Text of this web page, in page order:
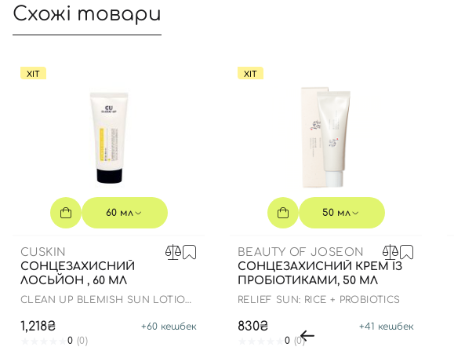
Схожі товари
ХІТ
60 мл
CUSKIN
СОНЦЕЗАХИСНИЙ
ЛОСЬЙОН , 60 МЛ
CLEAN UP BLEMISH SUN LOTION
1,218₴ +60 кешбек
0 (0)
ХІТ
50 мл
BEAUTY OF JOSEON
СОНЦЕЗАХИСНИЙ КРЕМ ІЗ
ПРОБІОТИКАМИ, 50 МЛ
RELIEF SUN: RICE + PROBIOTICS
830₴ +41 кешбек
0 (0)